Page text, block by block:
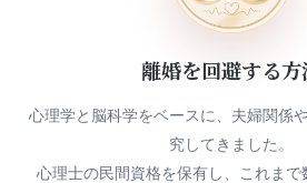
離婚を回避する方
心理学と脳科学をベースに、夫婦関係
究してきました。
心理士の民間資格を保有し、これま